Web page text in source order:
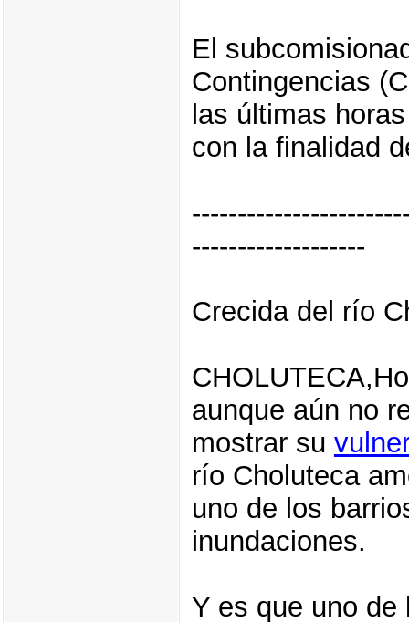
El
Contingencias
las últimas
con la finalidad
-------------------
Crecida del río
aunque aún no
mostrar su
río Choluteca
uno de los
inundaciones.
Y es que uno